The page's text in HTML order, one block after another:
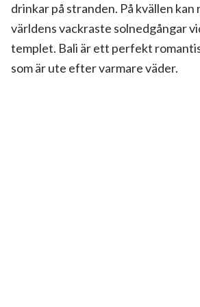
drinkar på stranden. På kvällen kan
världens vackraste solnedgångar
templet. Bali är ett perfekt
som är ute efter varmare väder.